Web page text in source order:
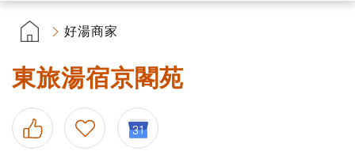
好湯商家
東旅湯宿京閣苑